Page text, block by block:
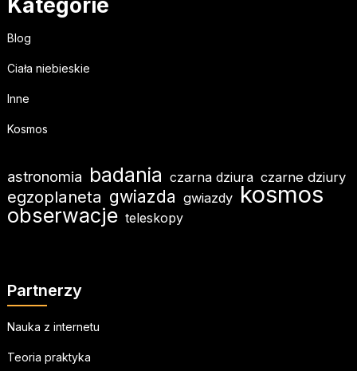
Kategorie
Blog
Ciała niebieskie
Inne
Kosmos
astronomia badania czarna dziura czarne dziury
egzoplaneta gwiazda gwiazdy kosmos
obserwacje teleskopy
Partnerzy
Nauka z internetu
Teoria praktyka